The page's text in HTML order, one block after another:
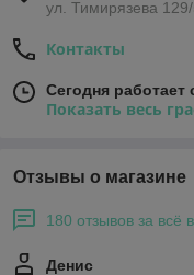
ул. Тимирязева
Контакты
Сегодня работает
Показать весь
Отзывы о магазине
180 отзывов за всё
Денис